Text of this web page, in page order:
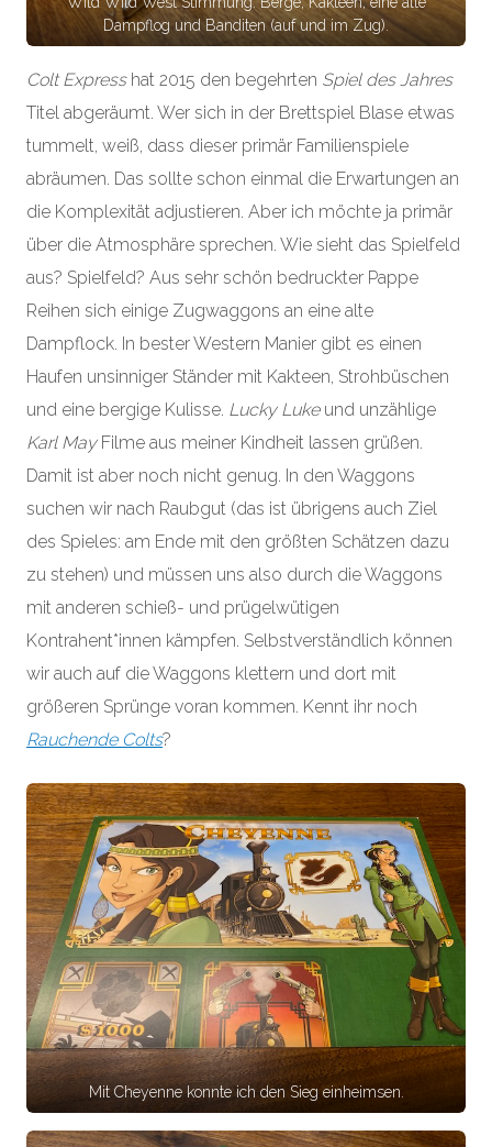
Dampflog und Banditen (auf und im Zug).
Colt Expresshat 2015 den begehrten Spiel des Jahres
Titel abgeräumt. Wer sich in der Brettspiel Blase etwas
tummelt, weiß, dass dieser primär Familienspiele
abräumen. Das sollte schon einmal die Erwartungen an
die Komplexität adjustieren. Aber ich möchte ja primär
über die Atmosphäre sprechen. Wie sieht das Spielfeld
aus? Spielfeld? Aus sehr schön bedruckter Pappe
Reihen sich einige Zugwaggons an eine alte
Dampflock. In bester Western Manier gibt es einen
Haufen unsinniger Ständer mit Kakteen, Strohbüschen
und eine bergige Kulisse. Lucky Lukeund unzählige
Karl MayFilme aus meiner Kindheit lassen grüßen.
Damit ist aber noch nicht genug. In den Waggons
suchen wir nach Raubgut (das ist übrigens auch Ziel
des Spieles: am Ende mit den größten Schätzen dazu
zu stehen) und müssen uns also durch die Waggons
mit anderen schieß- und prügelwütigen
Kontrahent*innen kämpfen. Selbstverständlich können
wir auch auf die Waggons klettern und dort mit
größeren Sprünge voran kommen. Kennt ihr noch
Rauchende Colts?
Mit Cheyenne konnte ich den Sieg einheimsen.